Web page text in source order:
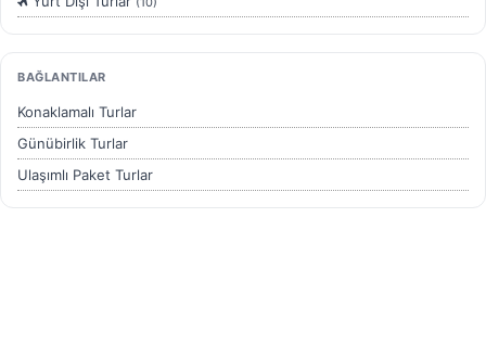
Konaklamalı Kültür Turları
Özel Gün
Yurtdışı Turları
BAĞLANTILAR
Konaklamalı Turlar
Günübirlik Turlar
Ulaşımlı Paket Turlar